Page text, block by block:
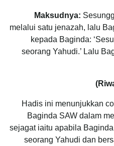
Maksudnya:
melalui satu jenazah, lalu
kepada Baginda:
seorang Yahudi.’ Lalu
Hadis ini menunjukkan
Baginda SAW dalam
sejagat iaitu apabila
seorang Yahudi dan